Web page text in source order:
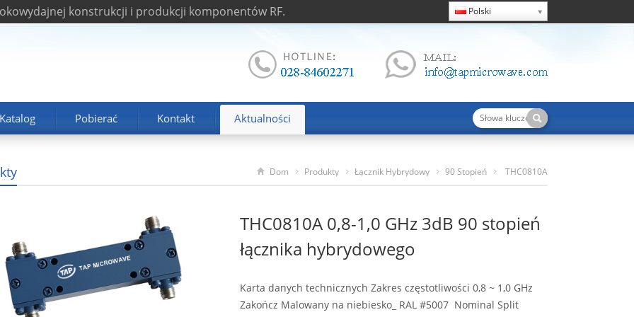
konstrukcji i produkcji komponentów RF. Polski
Katalog Pobierać Kontakt Aktualności
Dom Produkty Łącznik Hybrydowy 90 Stopień THC0810A
THC0810A 0,8-1,0 GHz 3dB 90 stopień
łącznika hybrydowego
Karta danych technicznych Zakres częstotliwości 0,8 ~ 1,0 GHz
Zakończ Malowany na niebiesko_ RAL #5007 Nominal Split